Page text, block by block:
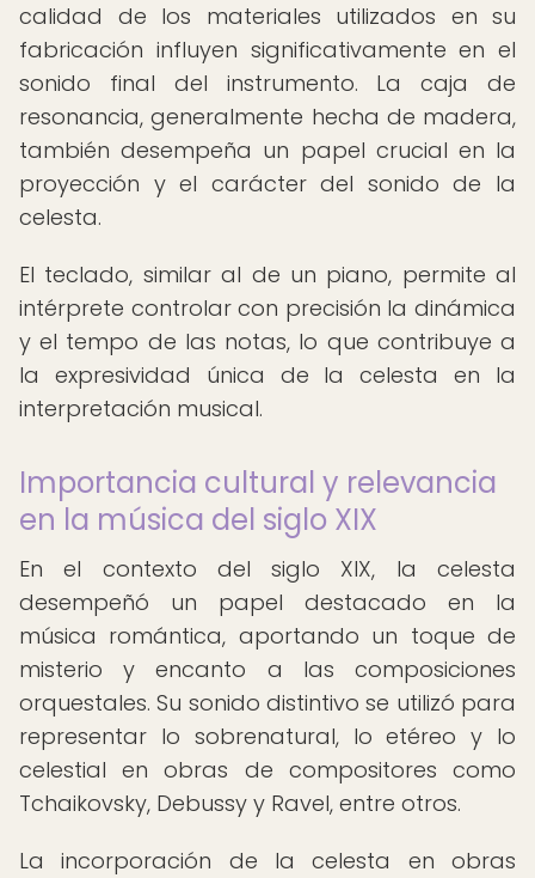
calidad de los materiales utilizados en su
fabricación influyen significativamente en el
sonido final del instrumento. La caja de
resonancia, generalmente hecha de madera,
también desempeña un papel crucial en la
proyección y el carácter del sonido de la
celesta.
El teclado, similar al de un piano, permite al
intérprete controlar con precisión la dinámica
y el tempo de las notas, lo que contribuye a
la expresividad única de la celesta en la
interpretación musical.
Importancia cultural y relevancia
en la música del siglo XIX
En el contexto del siglo XIX, la celesta
desempeñó un papel destacado en la
música romántica, aportando un toque de
misterio y encanto a las composiciones
orquestales. Su sonido distintivo se utilizó para
representar lo sobrenatural, lo etéreo y lo
celestial en obras de compositores como
Tchaikovsky, Debussy y Ravel, entre otros.
La incorporación de la celesta en obras